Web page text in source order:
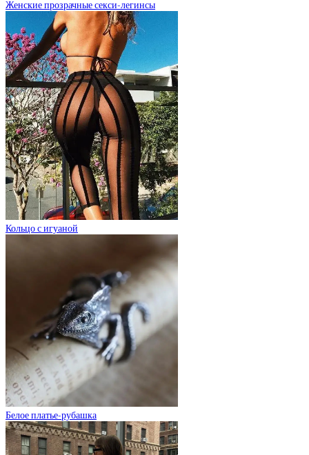
Женские прозрачные секси-легинсы
Кольцо с игуаной
Белое платье-рубашка